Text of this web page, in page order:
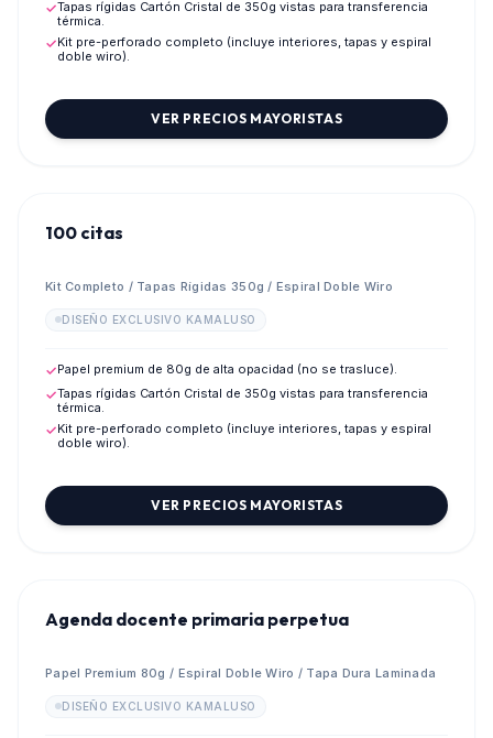
✓Tapas rígidas Cartón Cristal de 350g vistas para transferencia
térmica.
✓Kit pre-perforado completo (incluye interiores, tapas y espiral
doble wiro).
VER PRECIOS MAYORISTAS
100 citas
Kit Completo / Tapas Rígidas 350g / Espiral Doble Wiro
DISEÑO EXCLUSIVO KAMALUSO
✓Papel premium de 80g de alta opacidad (no se trasluce).
✓Tapas rígidas Cartón Cristal de 350g vistas para transferencia
térmica.
✓Kit pre-perforado completo (incluye interiores, tapas y espiral
doble wiro).
VER PRECIOS MAYORISTAS
Agenda docente primaria perpetua
Papel Premium 80g / Espiral Doble Wiro / Tapa Dura Laminada
DISEÑO EXCLUSIVO KAMALUSO